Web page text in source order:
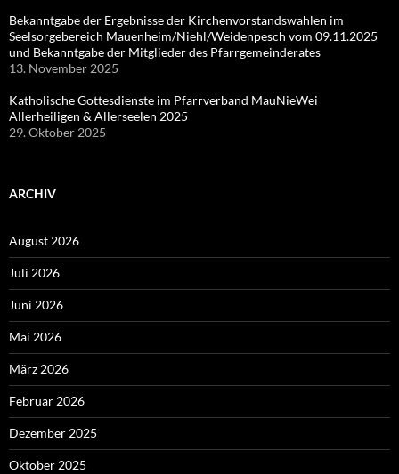
Bekanntgabe der Ergebnisse der Kirchenvorstandswahlen im
Seelsorgebereich Mauenheim/Niehl/Weidenpesch vom 09.11.2025
und Bekanntgabe der Mitglieder des Pfarrgemeinderates
13. November 2025
Katholische Gottesdienste im Pfarrverband MauNieWei
Allerheiligen & Allerseelen 2025
29. Oktober 2025
ARCHIV
August 2026
Juli 2026
Juni 2026
Mai 2026
März 2026
Februar 2026
Dezember 2025
Oktober 2025